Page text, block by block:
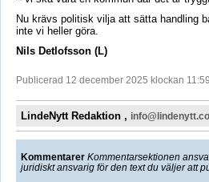
Nu krävs politisk vilja att sätta handling
inte vi heller göra.
Nils Detlofsson (L)
Publicerad 12 december 2025 klockan 11:59
LindeNytt Redaktion ,
Kommentarer Kommentarsektionen
juridiskt ansvarig för den text du väljer att